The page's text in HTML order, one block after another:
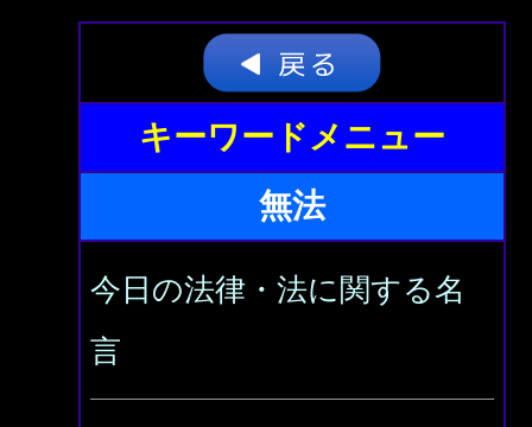
キーワードメニュー
無法
今日の法律・法に関する名
言